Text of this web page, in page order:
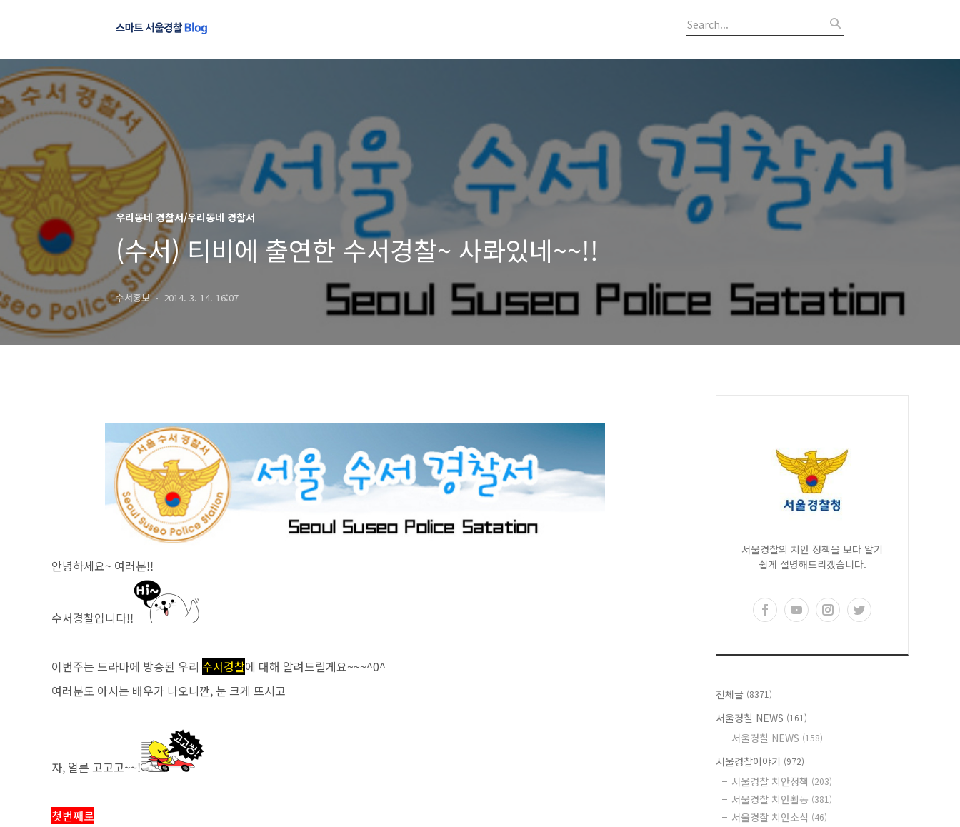
우리동네 경찰서/우리동네 경찰서
(수서) 티비에 출연한 수서경찰~ 사롸있네~~!!
수서홍보 2014. 3. 14. 16:07
안녕하세요~ 여러분!!
수서경찰입니다!!
이번주는 드라마에 방송된 우리 수서경찰에 대해 알려드릴게요~~~^0^
여러분도 아시는 배우가 나오니깐, 눈 크게 뜨시고
자, 얼른 고고고~~!
첫번째로
서울경찰의 치안 정책을 보다 알기
쉽게 설명해드리겠습니다.
전체글 (8371)
서울경찰 NEWS (161)
서울경찰 NEWS (158)
서울경찰이야기 (972)
서울경찰 치안정책 (203)
서울경찰 치안활동 (381)
서울경찰 치안소식 (46)